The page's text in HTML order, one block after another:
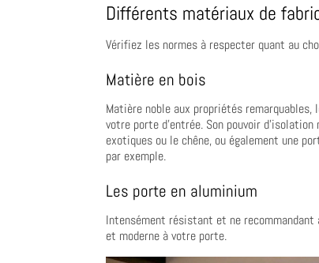
Différents matériaux de
Vérifiez les normes à respecter quant au
Matière en bois
Matière noble aux propriétés
votre porte d’entrée. Son pouvoir
exotiques ou le chêne, ou également une
par exemple.
Les porte en aluminium
Intensément résistant et ne
et moderne à votre porte.